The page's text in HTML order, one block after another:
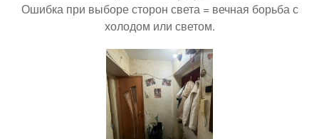
Ошибка при выборе сторон света = вечная борьба с
холодом или светом.